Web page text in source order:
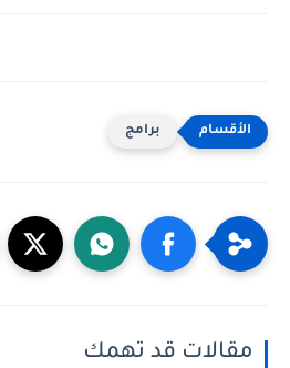
برامج
مقالات قد تهمك